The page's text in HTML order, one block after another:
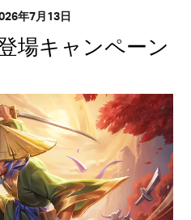
年7月13日
場キャンペーン